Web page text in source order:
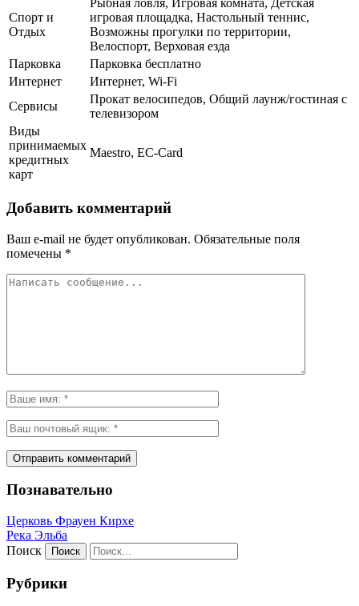
Спорт и
Отдых
Рыбная ловля, Игровая комната, Детская
игровая площадка, Настольный теннис,
Возможны прогулки по территории,
Велоспорт, Верховая езда
Парковка
Парковка бесплатно
Интернет
Интернет, Wi-Fi
Сервисы
Прокат велосипедов, Общий лаунж/гостиная с
телевизором
Виды
принимаемых
кредитных
карт
Maestro, EC-Card
Добавить комментарий
Ваш e-mail не будет опубликован. Обязательные поля
помечены *
Познавательно
Церковь Фрауен Кирхе
Река Эльба
Поиск
Рубрики